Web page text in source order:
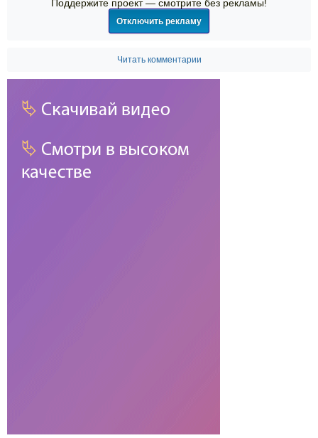
Поддержите проект — смотрите без рекламы!
Отключить рекламу
Читать комментарии